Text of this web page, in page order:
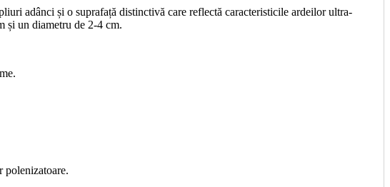
adânci și o suprafață distinctivă care reflectă caracteristicile ardeilor ultra-
și un diametru de 2-4 cm.
polenizatoare.